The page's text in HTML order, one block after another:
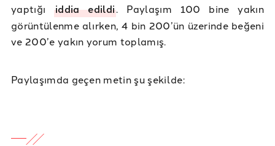
yaptığı iddia edildi. Paylaşım 100 bine yakın
görüntülenme alırken, 4 bin 200’ün üzerinde beğeni
ve 200’e yakın yorum toplamış.
Paylaşımda geçen metin şu şekilde: